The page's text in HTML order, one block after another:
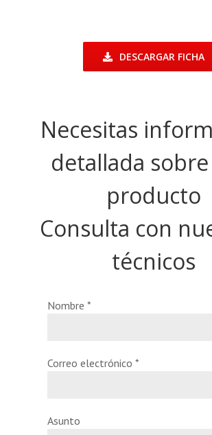
DESCARGAR FICHA
Necesitas
detallada
producto
Consulta con
técnicos
Nombre *
Correo electrónico *
Asunto